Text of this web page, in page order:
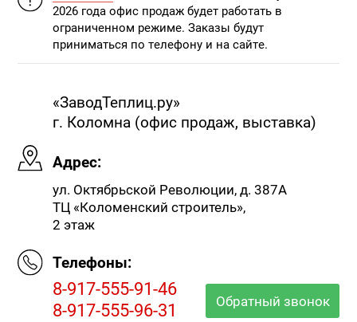
2026 года офис продаж будет работать в
ограниченном режиме. Заказы будут
приниматься по телефону и на сайте.
«ЗаводТеплиц.ру»
г. Коломна (офис продаж, выставка)
Адрес:
ул. Октябрьской Революции, д. 387А
ТЦ «Коломенский строитель»,
2 этаж
Телефоны:
8-917-555-91-46
8-917-555-96-31
Обратный звонок